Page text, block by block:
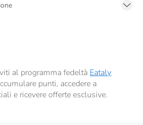
personalizzate, in caso di consenso prestato ai
al programma fedeltà Eataly
punti, accedere a
e ricevere offerte esclusive.